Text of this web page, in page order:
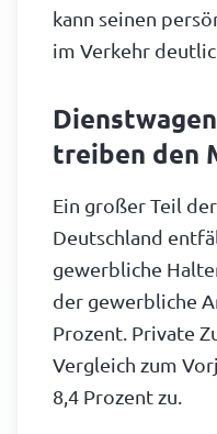
kann seinen
im Verkehr
treiben den
Ein großer Teil
Deutschland
gewerbliche
der gewerbliche
Prozent. Private
Vergleich zum
8,4 Prozent zu.